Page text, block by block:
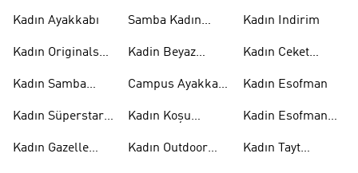
Kadın Ayakkabı
Kadın Originals
Kadın Samba
Kadın Süperstar
Kadın Gazelle
Samba Kadın
Kadin Beyaz
Campus Ayakkabı
Kadın Koşu
Kadın Outdoor
Kadın Indirim
Kadın Ceket
Kadın Esofman
Kadin Esofman
Kadın Tayt